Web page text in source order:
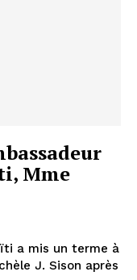
Mme
a mis un terme à
J. Sison après